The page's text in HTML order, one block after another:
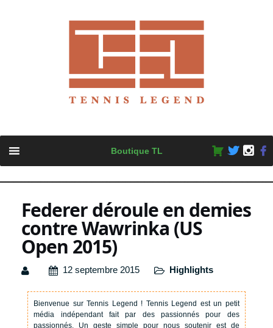
content
Boutique TL
Federer déroule en demies
contre Wawrinka (US
Open 2015)
12 septembre 2015 Highlights
Bienvenue sur Tennis Legend ! Tennis Legend est un petit
média indépendant fait par des passionnés pour des
passionnés. Un geste simple pour nous soutenir est de